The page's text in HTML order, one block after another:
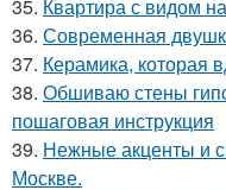
35. Квартира с видом
36. Современная
37. Керамика, которая
38. Обшиваю стены
пошаговая инструкция
39. Нежные акценты и
Москве.